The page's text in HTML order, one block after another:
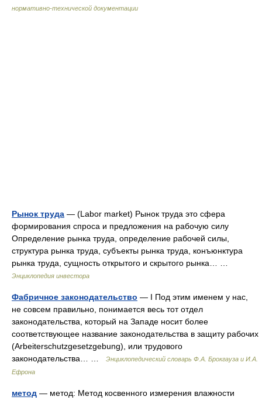
нормативно-технической документации
Рынок труда — (Labor market) Рынок труда это сфера
формирования спроса и предложения на рабочую силу
Определение рынка труда, определение рабочей силы,
структура рынка труда, субъекты рынка труда, конъюнктура
рынка труда, сущность открытого и скрытого рынка… …
Энциклопедия инвестора
Фабричное законодательство — I Под этим именем у нас,
не совсем правильно, понимается весь тот отдел
законодательства, который на Западе носит более
соответствующее название законодательства в защиту рабочих
(Arbeiterschutzgesetzgebung), или трудового
законодательства… …
Энциклопедический словарь Ф.А. Брокгауза и И.А.
Ефрона
метод — метод: Метод косвенного измерения влажности